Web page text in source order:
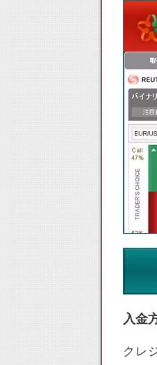
入金
クレ